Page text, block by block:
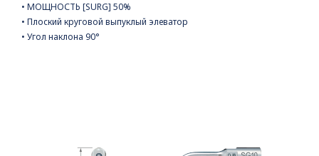
• МОЩНОСТЬ [SURG] 50%
• Плоский круговой выпуклый элеватор
• Угол наклона 90°